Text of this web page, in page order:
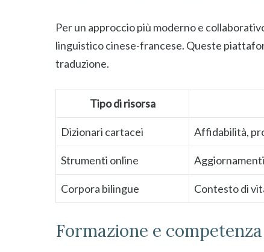
Per un approccio più moderno e
linguistico cinese-francese. Queste
traduzione.
Tipo di risorsa
Dizionari cartacei Affidabilità,
Strumenti online
Corpora bilingue Contesto di
Formazione e